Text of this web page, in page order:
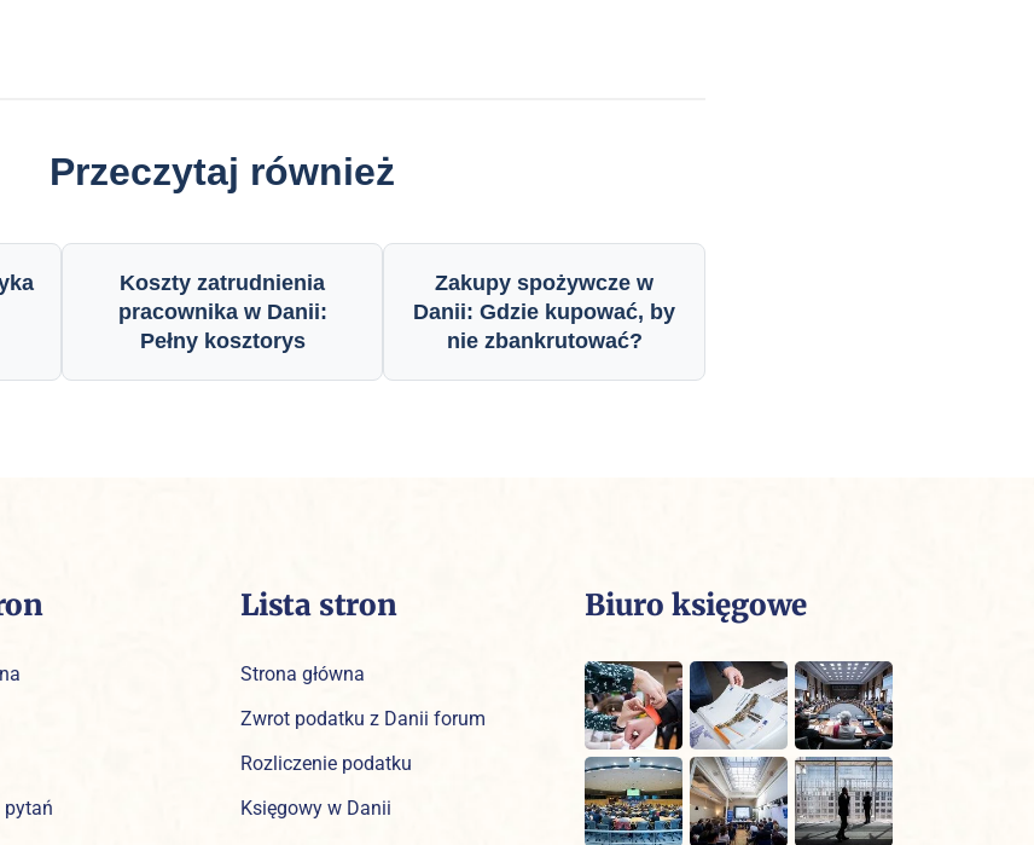
Przeczytaj również
Koszty zatrudnienia
pracownika w Danii:
Pełny kosztorys
Zakupy spożywcze w
Danii: Gdzie kupować, by
nie zbankrutować?
pytań
Lista stron
Strona główna
Zwrot podatku z Danii forum
Rozliczenie podatku
Księgowy w Danii
Biuro księgowe